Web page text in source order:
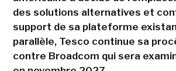
des solutions alternatives et
support de sa plateforme
parallèle, Tesco continue sa
contre Broadcom qui sera